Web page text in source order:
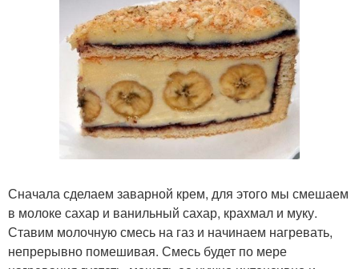
Сначала сделаем заварной крем, для этого мы смешаем
в молоке сахар и ванильный сахар, крахмал и муку.
Ставим молочную смесь на газ и начинаем нагревать,
непрерывно помешивая. Смесь будет по мере